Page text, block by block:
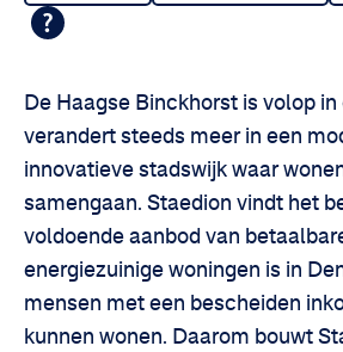
De Haagse Binckhorst is volop
verandert steeds meer in een
innovatieve stadswijk waar
samengaan. Staedion vindt het
voldoende aanbod van
energiezuinige woningen is in
mensen met een bescheiden
kunnen wonen. Daarom bouwt